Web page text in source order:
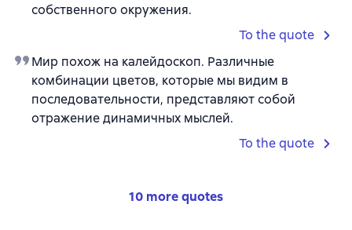
собственного окружения.
To the quote
Мир похож на калейдоскоп. Различные
комбинации цветов, которые мы видим в
последовательности, представляют собой
отражение динамичных мыслей.
To the quote
10 more quotes